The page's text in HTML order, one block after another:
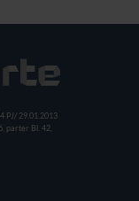
PJ/ 29.01.2013
parter Bl. 42,